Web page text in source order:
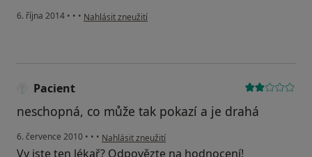
6. října 2014 • • • podle názoru uživatele Váš účet byl odstraněn
Nahlásit zneužití
Pacient
neschopná, co může tak pokazí a je drahá
6. července 2010 • • • podle názoru uživatele Pacient
Nahlásit zneužití
Vy jste ten lékař? Odpovězte na hodnocení!